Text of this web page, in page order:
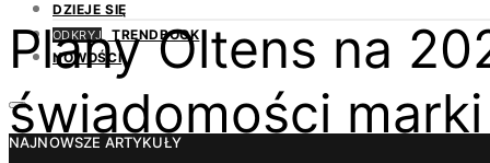
DZIEJE SIĘ
ODKRYJ
TRENDBOOK
NOWOŚCI
NAJNOWSZE ARTYKUŁY
Plany Oltens na
świadomości marki